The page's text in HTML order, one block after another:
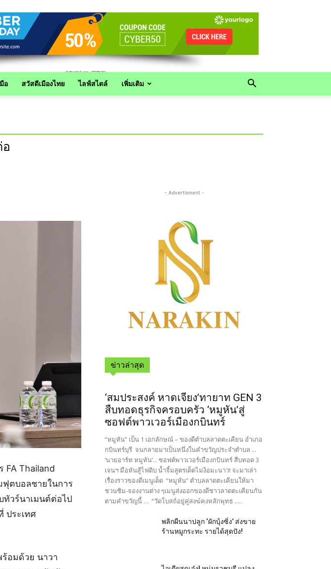
อ สวัสดีเมืองไทย ไลฟ์สไตล์ เพิ่มเติม
FA Thailand
ฟุตบอลชายในการ
วร์นาเมนต์ต่อไป
ประเทศ
อมด้วย นาวา
- Advertisment -
ข่าวล่าสุด
‘สมประสงค์ หาดเจียง’ทายาท GEN 3
สืบทอดธุรกิจครอบครัว ‘หมูหัน’สู่
ซอฟต์พาวเวอร์เมืองกบินทร์
“หมูหัน” เป็น 1 เอกลักษณ์ – ของดีตำบลลาดตะเคียน อำเภอ
กบินทร์บุรี จนกลายมาเป็นหนึ่งในคำขวัญประจำตำบล ...
‘นายอาร์ท หมูหัน’... ซอฟต์พาวเวอร์เมืองกบินทร์ สืบทอด 3
เจนฯ มือหันสู้ไฟดิบ น้ำจิ้มสูตรเด็ดไม่ง้อมะนาว! จะมาเล่า
เรื่องราวของดีเมนูเด็ด “หมูหัน” ตำบลลาดตะเคียนให้มา
ชวนชิม-จองงานต่าง ๆเมนูส่งออกของดีชาวลาดตะเคียนกัน
ตามคำขวัญนี้ … “วัดโบสถ์อยู่คู่สงฆ์คงหลักพุทธ .....
พลิกผืนนาปลูก ‘ผักบุ้งซิ่ง’ ส่งขาย
ร้านหมูกระทะ รายได้สุดปัง!